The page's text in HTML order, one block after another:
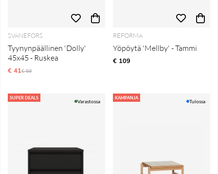
SVANEFORS
Tyynynpäällinen 'Dolly'
45x45 - Ruskea
€ 41Normaali hinta
€ 59
REFORMA
Yöpöytä 'Mellby' - Tammi
€ 109
SUPER DEALS
Varastossa
KAMPANJA
Tulossa